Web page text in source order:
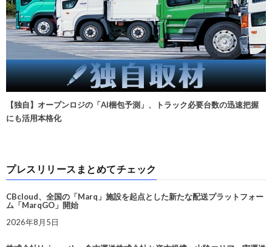
【独自】オープンロジの「AI梱包予測」、トラック必要台数の迅速把握
にも活用本格化
プレスリリースまとめてチェック
CBcloud、全国の「Marq」施設を起点とした新たな配送プラットフォー
ム「MarqGO」開始
2026年8月5日